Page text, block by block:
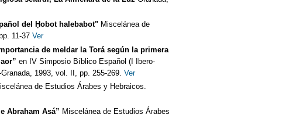
del Ḥobot halebabot" Miscelánea de
11-37Ver
de meldar la Torá según la primera
en IV Simposio Bíblico Español (I Ibero-
1993, vol. II, pp. 255-269. Ver
de Estudios Árabes y Hebraicos.
Abraham Asá” Miscelánea de Estudios Árabes